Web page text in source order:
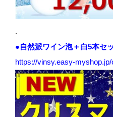
.
●自然派ワイン泡＋白5本セ
https://vinsy.easy-